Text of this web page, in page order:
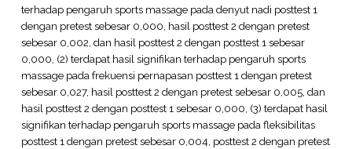
terhadap pengaruh sports massage pada denyut nadi posttest 1
dengan pretest sebesar 0,000, hasil posttest 2 dengan pretest
sebesar 0,002, dan hasil posttest 2 dengan posttest 1 sebesar
0,000, (2) terdapat hasil signifikan terhadap pengaruh sports
massage pada frekuensi pernapasan posttest 1 dengan pretest
sebesar 0,027, hasil posttest 2 dengan pretest sebesar 0,005, dan
hasil posttest 2 dengan posttest 1 sebesar 0,000, (3) terdapat hasil
signifikan terhadap pengaruh sports massage pada fleksibilitas
posttest 1 dengan pretest sebesar 0,004, posttest 2 dengan pretest